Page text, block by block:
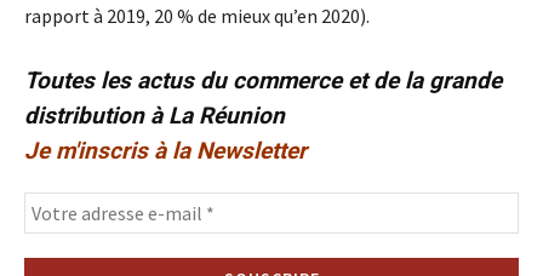
rapport à 2019, 20 % de mieux qu’en 2020).
Toutes les actus du commerce et de la grande
distribution à La Réunion
Je m'inscris à la Newsletter